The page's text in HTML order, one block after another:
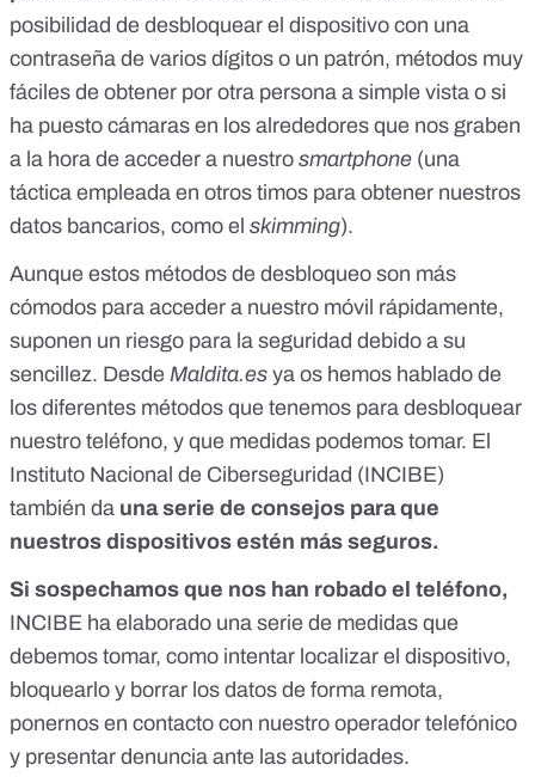
posibilidad de desbloquear el dispositivo con una
contraseña de varios dígitos o un patrón, métodos muy
fáciles de obtener por otra persona a simple vista o si
ha puesto cámaras en los alrededores que nos graben
a la hora de acceder a nuestro smartphone (una
táctica empleada en otros timos para obtener nuestros
datos bancarios, como el skimming).
Aunque estos métodos de desbloqueo son más
cómodos para acceder a nuestro móvil rápidamente,
suponen un riesgo para la seguridad debido a su
sencillez. Desde Maldita.es ya os hemos hablado de
los diferentes métodos que tenemos para desbloquear
nuestro teléfono, y que medidas podemos tomar. El
Instituto Nacional de Ciberseguridad (INCIBE)
también da una serie de consejos para que
nuestros dispositivos estén más seguros.
Si sospechamos que nos han robado el teléfono,
INCIBE ha elaborado una serie de medidas que
debemos tomar, como intentar localizar el dispositivo,
bloquearlo y borrar los datos de forma remota,
ponernos en contacto con nuestro operador telefónico
y presentar denuncia ante las autoridades.